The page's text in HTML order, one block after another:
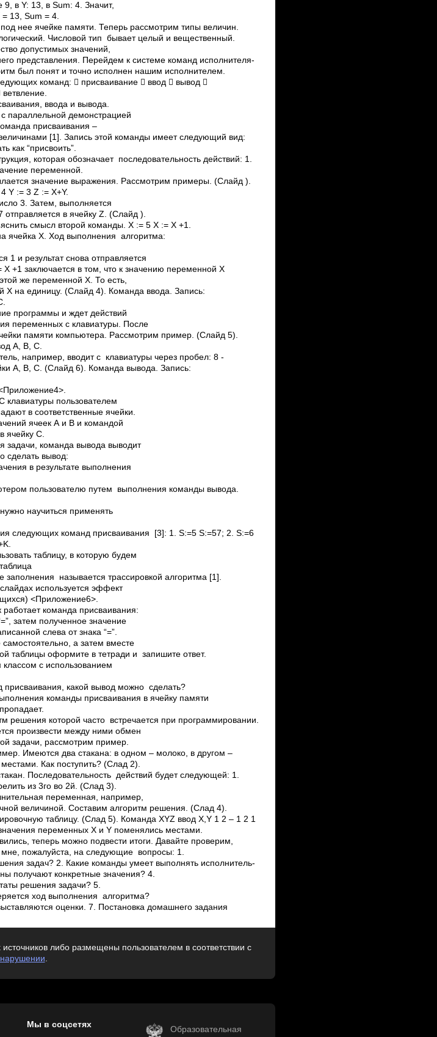
в Y: ­13, в Sum: ­4. Значит,
= ­13, Sum = ­4.
нее ячейке памяти. Теперь рассмотрим типы величин.
Числовой тип бывает целый и вещественный.
допустимых значений,
представления. Перейдем к системе команд исполнителя­
был понят и точно исполнен нашим исполнителем.
команд:  присваивание  ввод  вывод 
ввода и вывода.
параллельной демонстрацией
присваивания –
[1]. Запись этой команды имеет следующий вид:
как “присвоить”.
которая обозначает последовательность действий: 1.
переменной.
значение выражения. Рассмотрим примеры. (Слайд ).
Y := 3 Z := X+Y.
3. Затем, выполняется
в ячейку Z. (Слайд ).
смысл второй команды. X := 5 X := X +1.
ячейка Х. Ход выполнения алгоритма:
1 и результат снова отправляется
+1 заключается в том, что к значению переменной Х
же переменной Х. То есть,
Х на единицу. (Слайд 4). Команда ввода. Запись:
программы и ждет действий
переменных с клавиатуры. После
памяти компьютера. Рассмотрим пример. (Слайд 5).
А, В, С.
например, вводит с клавиатуры через пробел: 8
А, В, С. (Слайд 6). Команда вывода. Запись:
клавиатуры пользователем
в соответственные ячейки.
ячеек А и В и командой
ячейку С.
задачи, команда вывода выводит
сделать вывод:
в результате выполнения
пользователю путем выполнения команды вывода.
научиться применять
следующих команд присваивания [3]: 1. S:=5 S:=57; 2. S:=6
таблицу, в которую будем
заполнения называется трассировкой алгоритма [1].
используется эффект
<Приложение6>.
команда присваивания:
затем полученное значение
слева от знака “=”.
а затем вместе
таблицы оформите в тетради и запишите ответ.
с использованием
какой вывод можно сделать?
команды присваивания в ячейку памяти
решения которой часто встречается при программировании.
произвести между ними обмен
задачи, рассмотрим пример.
Имеются два стакана: в одном – молоко, в другом –
Как поступить? (Слад 2).
Последовательность действий будет следующей: 1.
из 3­го во 2­й. (Слад 3).
переменная, например,
величиной. Составим алгоритм решения. (Слад 4).
таблицу. (Слад 5). Команда XYZ ввод X,Y 1 2 – 1 2 1
переменных X и Y поменялись местами.
теперь можно подвести итоги. Давайте проверим,
мне, пожалуйста, на следующие вопросы: 1.
задач? 2. Какие команды умеет выполнять исполнитель­
получают конкретные значения? 4.
решения задачи? 5.
ход выполнения алгоритма?
оценки. 7. Постановка домашнего задания
либо размещены пользователем в соответствии с
.
Мы в соцсетях
Образовательная